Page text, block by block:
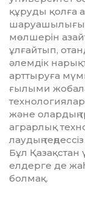
құруды қолға
шаруа­шылығы
мөл­шерін
ұлғайтып,
әлемдік
арттыруға
ғы­лы­ми
және олардың
аграрлық
лау­дың
Бұл
елдерге де
болмақ.